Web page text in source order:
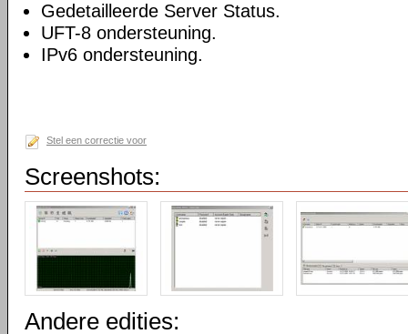
Gedetailleerde Server Status.
UFT-8 ondersteuning.
IPv6 ondersteuning.
Stel een correctie voor
Screenshots:
Andere edities: